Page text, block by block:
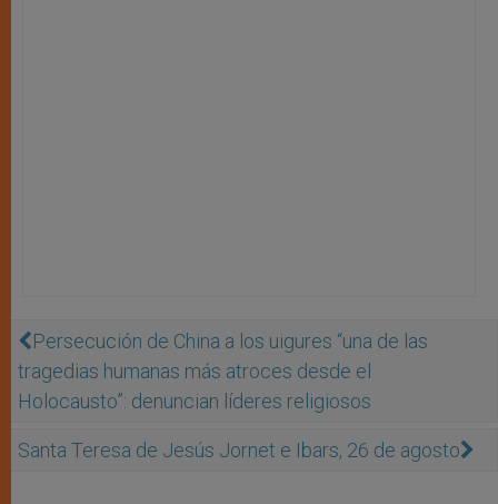
Persecución de China a los uigures “una de las
tragedias humanas más atroces desde el
Holocausto”: denuncian líderes religiosos
Santa Teresa de Jesús Jornet e Ibars, 26 de agosto